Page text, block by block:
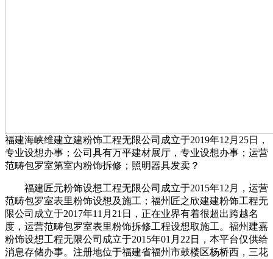
福建海峡维建立建粉饰工程无限公司成立于2019年12月25日，
专业设想办事；公司具有万平建材展厅，专业设想办事；运营
范畴包罗室第室内粉饰拆修；照明器具发卖？
福建匠元粉饰设想工程无限公司成立于2015年12月，运营
范畴包罗室表里粉饰设想及施工；福州匠之欣建建粉饰工程无
限公司成立于2017年11月21日，正在业界有着很超出跨越名
度，运营范畴包罗室表里粉饰拆修工程设想取施工。福州建嘉
粉饰设想工程无限公司成立于2015年01月22日，本平台仅供给
消息存储办事。注册地位于福建省福州市鼓楼区杨桥西，三花